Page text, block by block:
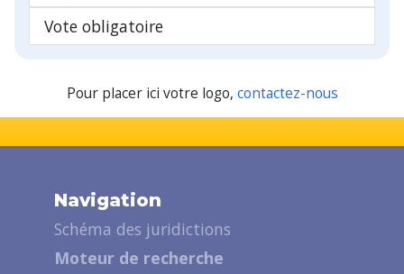
Vote obligatoire
Pour placer ici votre logo, contactez-nous
Navigation
Schéma des juridictions
Moteur de recherche